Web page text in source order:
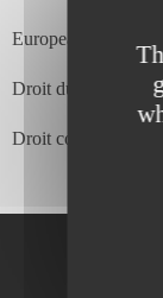
European Court of
Droit du travail –
Droit commercial et